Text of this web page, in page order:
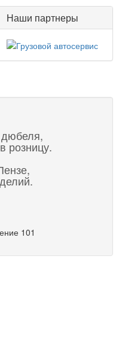
Наши партнеры
дюбеля,
розницу.
101